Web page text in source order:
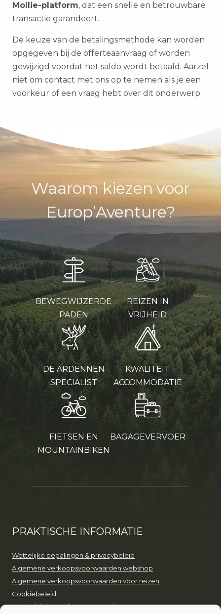
Mollie-platform, dat een snelle en betrouwbare
transactie garandeert.
De keuze van de betalingsmethode kan worden
opgegeven bij de offerteaanvraag of worden
gewijzigd voordat het saldo wordt betaald. Aarzel
niet om contact met ons op te nemen als je een
voorkeur of een vraag hebt over dit onderwerp.
Waarom kiezen voor
Europ’Aventure?
BEWEGWIJZERDE
PADEN
REIZEN IN
VRIJHEID
DE ARDENNEN
SPECIALIST
KWALITEIT
ACCOMMODATIE
FIETSEN EN
MOUNTAINBIKEN
BAGAGEVERVOER
PRAKTISCHE INFORMATIE
Wettelijke bepalingen & privacybeleid
Algemene verkoopsvoorwaarden webshop
Algemene verkoopsvoorwaarden voor reizen
Cookiebeleid
Ons beleid voor duurzaam toerisme